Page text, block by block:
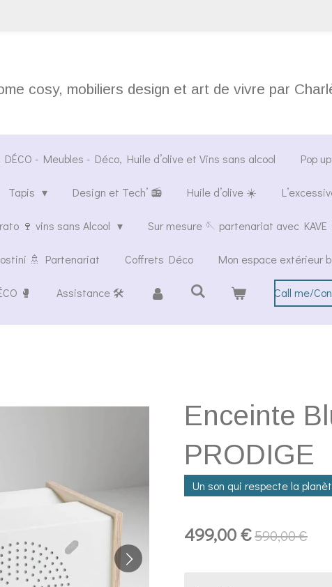
cosy, mobiliers design et art de vivre par
- Meubles - Déco, Huile d’olive et Vins sans alcool Pop
Tapis Design et Tech’ 📻 Huile d’olive ☀️
🍷 vins sans Alcool Sur mesure 🪡 partenariat avec KAVE
🚿 Partenariat Coffrets Déco Mon espace extérieur
🥊 Assistance 🛠️ Call me/
Enceinte
PRODIGE
Un son qui respecte la
499,00 €590,00 €